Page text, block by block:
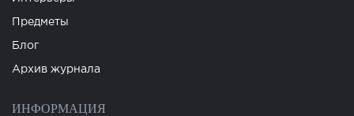
Предметы
Блог
Архив журнала
ИНФОРМАЦИЯ